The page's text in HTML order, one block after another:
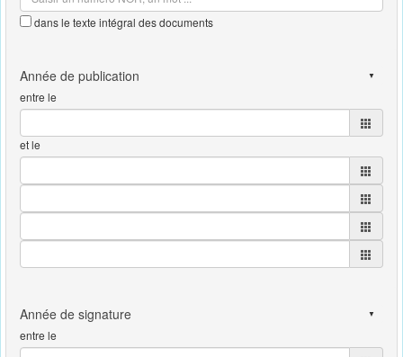
dans le texte intégral des documents
entre le
et le
entre le